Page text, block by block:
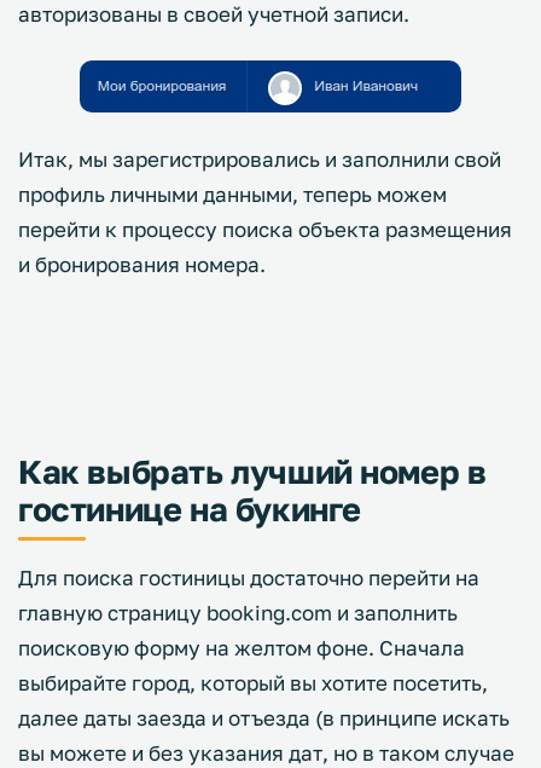
авторизованы в своей учетной записи.
Итак, мы зарегистрировались и заполнили свой
профиль личными данными, теперь можем
перейти к процессу поиска объекта размещения
и бронирования номера.
Как выбрать лучший номер в
гостинице на букинге
Для поиска гостиницы достаточно перейти на
главную страницу booking.com и заполнить
поисковую форму на желтом фоне. Сначала
выбирайте город, который вы хотите посетить,
далее даты заезда и отъезда (в принципе искать
вы можете и без указания дат, но в таком случае